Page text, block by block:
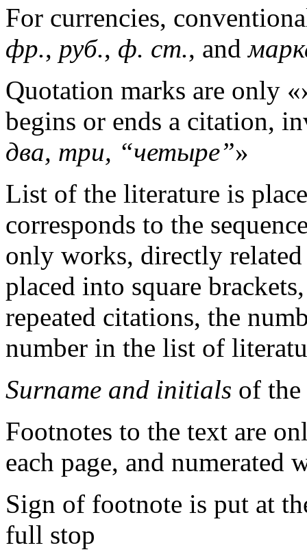
For currencies,
фр., руб., ф. ст., and
Quotation marks are only
begins or ends a citation,
два, три, “четыре”»
List of the literature is
corresponds to the
only works, directly
placed into square
repeated citations, the
number in the list of
Surname and initials of the
Footnotes to the text are
each page, and numerated
Sign of footnote is put at
full stop